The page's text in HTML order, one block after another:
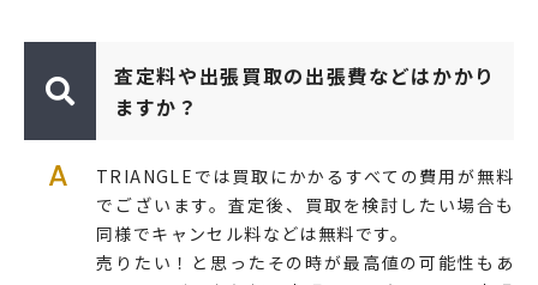
査定料や出張買取の出張費などはかかり
ますか？
A
TRIANGLEでは買取にかかるすべての費用が無料
でございます。査定後、買取を検討したい場合も
同様でキャンセル料などは無料です。
売りたい！と思ったその時が最高値の可能性もあ